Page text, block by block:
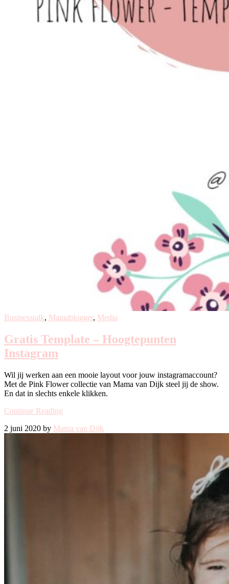
Businesstalk, Mamablogger, Media
Gratis Template – Hoogtepunten
Instagram
Wil jij werken aan een mooie layout voor jouw instagramaccount?
Met de Pink Flower collectie van Mama van Dijk steel jij de show.
En dat in slechts enkele klikken.
Continue Reading
2 juni 2020 by Mama van Dijk